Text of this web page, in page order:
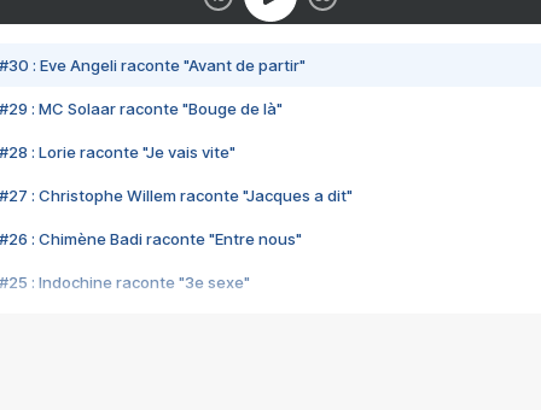
#30 : Eve Angeli raconte "Avant de partir"
#29 : MC Solaar raconte "Bouge de là"
#28 : Lorie raconte "Je vais vite"
#27 : Christophe Willem raconte "Jacques a dit"
#26 : Chimène Badi raconte "Entre nous"
#25 : Indochine raconte "3e sexe"